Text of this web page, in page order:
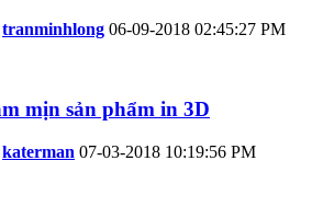
tranminhlong 06-09-2018 02:45:27 PM
mịn sản phẩm in 3D
katerman 07-03-2018 10:19:56 PM